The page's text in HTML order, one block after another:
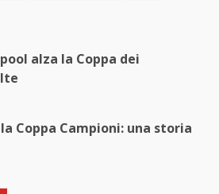
alza la Coppa dei
Coppa Campioni: una storia